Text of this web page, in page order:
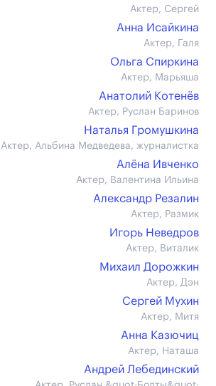
Актер, Сергей
Анна Исайкина
Актер, Галя
Ольга Спиркина
Актер, Марьяша
Анатолий Котенёв
Актер, Руслан Баринов
Наталья Громушкина
Актер, Альбина Медведева, журналистка
Алёна Ивченко
Актер, Валентина Ильина
Александр Резалин
Актер, Размик
Игорь Неведров
Актер, Виталик
Михаил Дорожкин
Актер, Дэн
Сергей Мухин
Актер, Митя
Анна Казючиц
Актер, Наташа
Андрей Лебединский